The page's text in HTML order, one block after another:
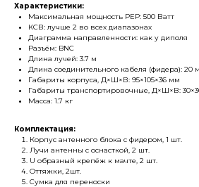
Характеристики:
Максимальная мощность PEP: 500 Ватт
КСВ: лучше 2 во всех диапазонах
Диаграмма направленности: как у диполя
Разъём: BNC
Длина лучей: 3.7 м
Длина соединительного кабеля (фидера): 20 м
Габариты корпуса, Д×Ш×В: 95×105×36 мм
Габариты транспортировочные, Д×Ш×В:
Масса: 1.7 кг
Комплектация:
Корпус антенного блока с фидером, 1 шт.
Лучи антенны с оснасткой, 2 шт.
U образный крепёж к мачте, 2 шт.
Оттяжки, 2шт.
Сумка для переноски